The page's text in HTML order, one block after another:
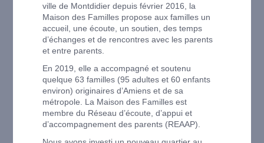
ville de Montdidier depuis février 2016, la
Maison des Familles propose aux familles un
accueil, une écoute, un soutien, des temps
d’échanges et de rencontres avec les parents
et entre parents.
En 2019, elle a accompagné et soutenu
quelque 63 familles (95 adultes et 60 enfants
environ) originaires d’Amiens et de sa
métropole. La Maison des Familles est
membre du Réseau d’écoute, d’appui et
d’accompagnement des parents (REAAP).